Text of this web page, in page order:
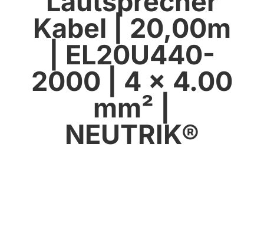
Kabel | 20,00m
| EL20U440-
2000 | 4 x 4.00
mm² |
NEUTRIK®